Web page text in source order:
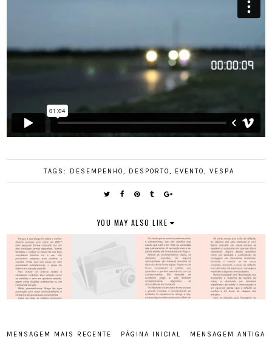
TAGS: DESEMPENHO, DESPORTO, EVENTO, VESPA
YOU MAY ALSO LIKE
MENSAGEM MAIS RECENTE MENSAGEM ANTIGA
PÁGINA INICIAL